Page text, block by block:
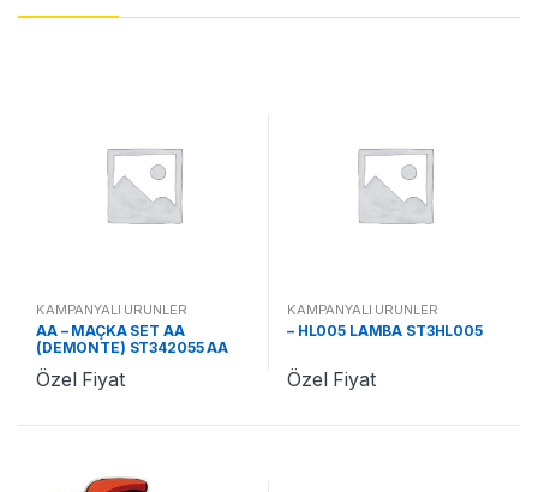
KAMPANYALI ÜRÜNLER
AA – MAÇKA SET AA
(DEMONTE) ST342055 AA
Özel Fiyat
KAMPANYALI ÜRÜNLER
– HL005 LAMBA ST3HL005
Özel Fiyat